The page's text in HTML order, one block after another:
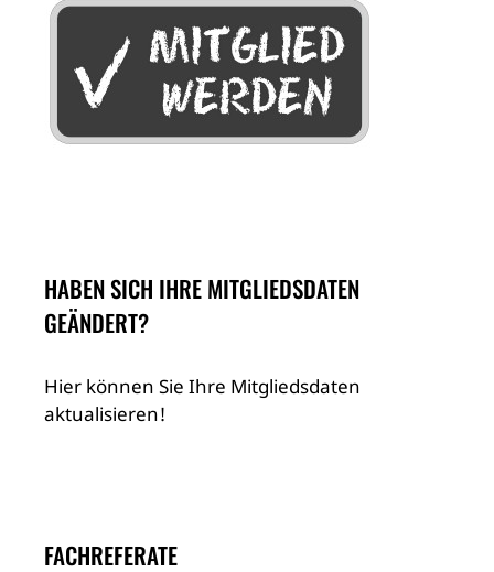
HABEN SICH IHRE MITGLIEDSDATEN
GEÄNDERT?
Hier können Sie Ihre Mitgliedsdaten
aktualisieren!
FACHREFERATE